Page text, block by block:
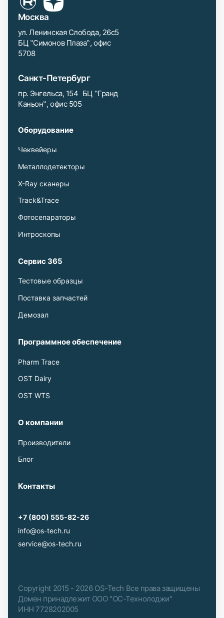
Москва
ул. Ленинская Слобода, 26с5
БЦ ‟Симонов Плаза‟, офис
5708
Санкт-Петербург
пр. Энгельса, 154 БЦ ‟Гранд
Каньон‟, офис 505
Оборудование
Чеквейеры
Металлодетекторы
X-Ray сканеры
Track&Trace
Фотосепараторы
Интроскопы
Сервис 365
Тестовые образцы
Поставка запчастей
Демозал
Программное обеспечение
Pharm Trace
OST Dairy
OST WTS
О компании
Производители
Блог
Контакты
+7 (800) 555-82-26
info@os-tech.ru
service@os-tech.ru
Copyright 2015 - 2026 OS-Tech Все права защищены
Домен принадлежит ООО "ОС-Технолоджи"
ИНН 7728202005